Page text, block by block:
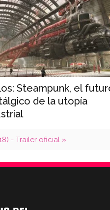
Steampunk, el
de la utopía
- Trailer oficial »